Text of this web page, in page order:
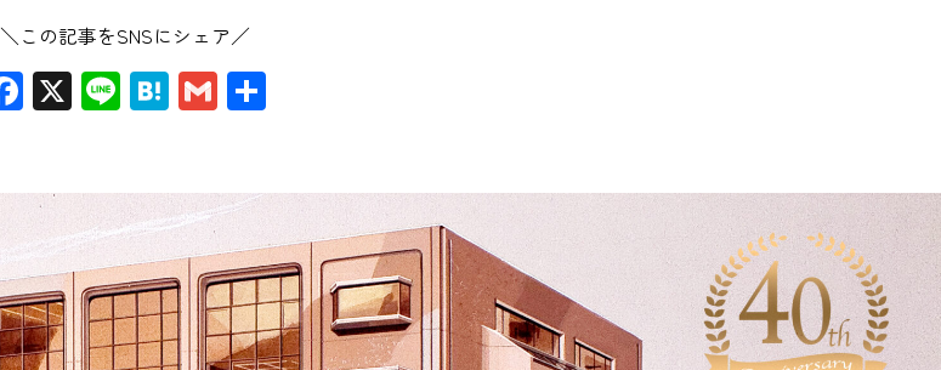
＼この記事をSNSにシェア／
Facebook
X LineHatena
Gmail